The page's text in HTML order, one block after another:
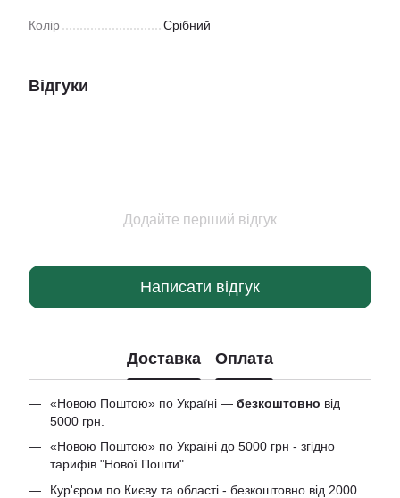
Колір Срібний
Відгуки
Додайте перший відгук
Написати відгук
Доставка Оплата
«Новою Поштою» по Україні — безкоштовно від
5000 грн.
«Новою Поштою» по Україні до 5000 грн - згідно
тарифів "Нової Пошти".
Кур'єром по Києву та області - безкоштовно від 2000